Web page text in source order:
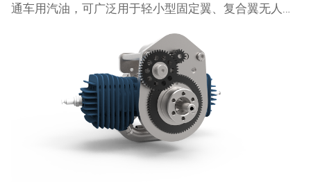
通车用汽油，可广泛用于轻小型固定翼、复合翼无人